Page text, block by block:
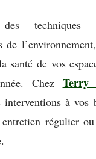
techniques
de
santé de vos
Chez Terry
interventions à vos
régulier